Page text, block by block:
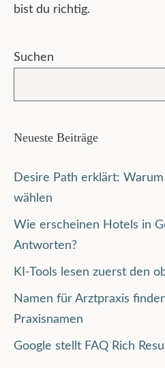
bist du richtig.
Suchen
Neueste Beiträge
Desire Path erklärt:
wählen
Wie erscheinen Hotels in
Antworten?
KI-Tools lesen zuerst den
Namen für Arztpraxis
Praxisnamen
Google stellt FAQ Rich